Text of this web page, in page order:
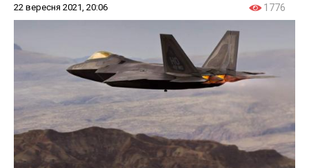
22 вересня 2021, 20:06 1776